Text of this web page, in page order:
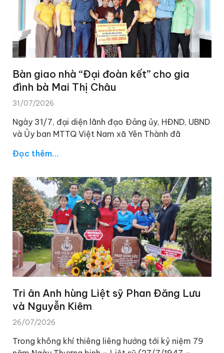
Bàn giao nhà “Đại đoàn kết” cho gia
đình bà Mai Thị Châu
31/07/2026
Ngày 31/7, đại diện lãnh đạo Đảng ủy, HĐND, UBND
và Ủy ban MTTQ Việt Nam xã Yên Thành đã
Đọc thêm...
Tri ân Anh hùng Liệt sỹ Phan Đăng Lưu
và Nguyễn Kiêm
26/07/2026
Trong không khí thiêng liêng hướng tới kỷ niệm 79